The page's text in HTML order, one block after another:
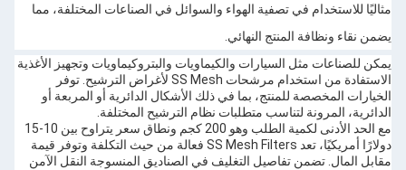
مثاليًا للاستخدام في تصفية الهواء والسوائل في الصناعات المختلفة، مما
يضمن نقاء ونظافة المنتج النهائي.
يمكن للصناعات مثل السيارات والكيماويات والبتروكيماويات وتجهيز الأغذية
الاستفادة من استخدام مرشحات SS Mesh لأغراض الترشيح. توفر
الخيارات المخصصة للمنتج، بما في ذلك الأشكال الدائرية أو المربعة أو
الدائرية، المرونة لتناسب متطلبات نظام الترشيح المختلفة.
مع الحد الأدنى لكمية الطلب وهو 200 كجم ونطاق سعر يتراوح بين 10-15
دولارًا أمريكيًا، تعد SS Mesh Filters فعالة من حيث التكلفة وتوفر قيمة
مقابل المال. تضمن تفاصيل التغليف في الصناديق المنسوجة النقل الآمن